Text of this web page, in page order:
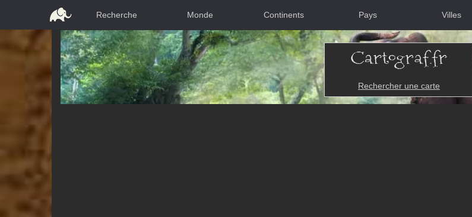
Recherche Monde Continents Pays Villes
Rechercher une carte